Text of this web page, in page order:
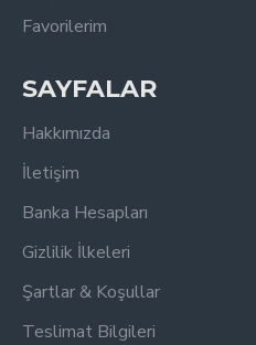
Favorilerim
SAYFALAR
Hakkımızda
İletişim
Banka Hesapları
Gizlilik İlkeleri
Şartlar & Koşullar
Teslimat Bilgileri